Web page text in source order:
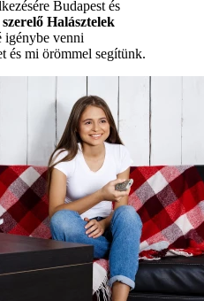
Budapest és
Halásztelek
igénybe venni
és mi örömmel segítünk.